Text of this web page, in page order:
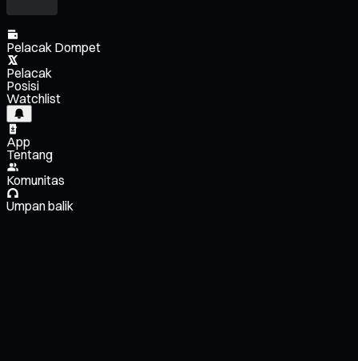
Pelacak Dompet
Pelacak
Posisi
Watchlist
App
Tentang
Komunitas
Umpan balik